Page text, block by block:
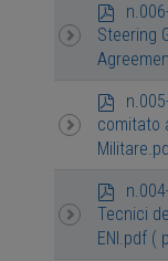
d
f
Steering
d
f
comitato
d
Tecnici
ENI.pdf (